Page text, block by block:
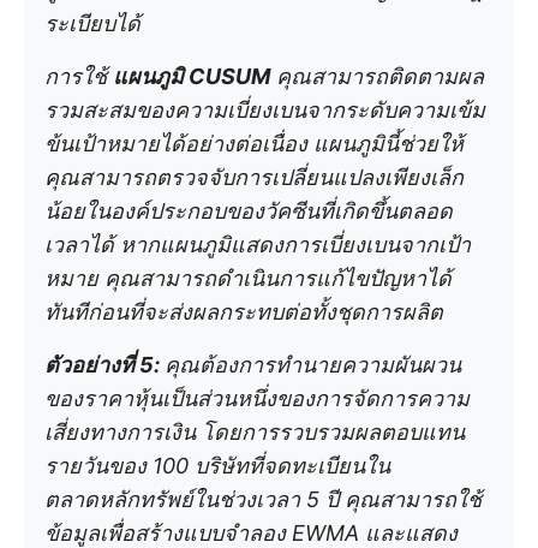
ระเบียบได้
การใช้แผนภูมิ CUSUMคุณสามารถติดตามผล
รวมสะสมของความเบี่ยงเบนจากระดับความเข้ม
ข้นเป้าหมายได้อย่างต่อเนื่อง แผนภูมินี้ช่วยให้
คุณสามารถตรวจจับการเปลี่ยนแปลงเพียงเล็ก
น้อยในองค์ประกอบของวัคซีนที่เกิดขึ้นตลอด
เวลาได้ หากแผนภูมิแสดงการเบี่ยงเบนจากเป้า
หมาย คุณสามารถดำเนินการแก้ไขปัญหาได้
ทันทีก่อนที่จะส่งผลกระทบต่อทั้งชุดการผลิต
ตัวอย่างที่ 5: คุณต้องการทำนายความผันผวน
ของราคาหุ้นเป็นส่วนหนึ่งของการจัดการความ
เสี่ยงทางการเงิน โดยการรวบรวมผลตอบแทน
รายวันของ 100 บริษัทที่จดทะเบียนใน
ตลาดหลักทรัพย์ในช่วงเวลา 5 ปี คุณสามารถใช้
ข้อมูลเพื่อสร้างแบบจำลอง EWMA และแสดง